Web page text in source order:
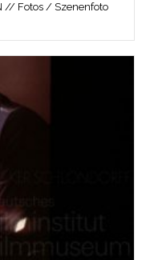
// Fotos / Szenenfoto